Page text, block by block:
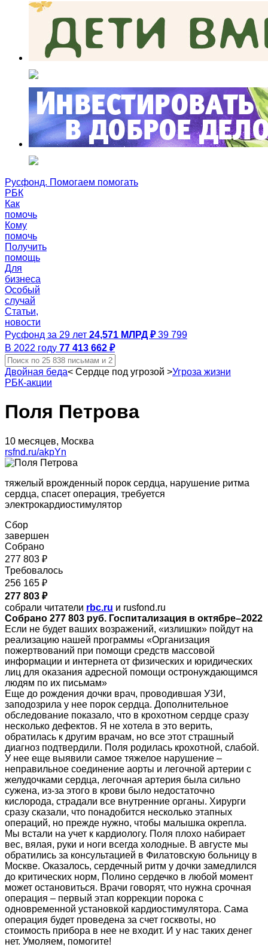
Русфонд. Помогаем помогать
РБК
Как
помочь
Кому
помочь
Получить
помощь
Для
бизнеса
Особый
случай
Статьи,
новости
Русфонд за 29 лет 24,571 МЛРД ₽ 39 799
В 2022 году 77 413 662 ₽
Двойная беда< Сердце под угрозой >Угроза жизни
РБК-акции
Поля Петрова
10 месяцев, Москва
rsfnd.ru/akpYn
тяжелый врожденный порок сердца, нарушение ритма
сердца, спасет операция, требуется
электрокардиостимулятор
Сбор
завершен
Собрано
277 803 ₽
Требовалось
256 165 ₽
277 803 ₽
собрали читатели rbc.ru и rusfond.ru
Собрано 277 803 руб. Госпитализация в октябре–2022
Если не будет ваших возражений, «излишки» пойдут на
реализацию нашей программы «Организация
пожертвований при помощи средств массовой
информации и интернета от физических и юридических
лиц для оказания адресной помощи остронуждающимся
людям по их письмам»
Еще до рождения дочки врач, проводившая УЗИ,
заподозрила у нее порок сердца. Дополнительное
обследование показало, что в крохотном сердце сразу
несколько дефектов. Я не хотела в это верить,
обратилась к другим врачам, но все этот страшный
диагноз подтвердили. Поля родилась крохотной, слабой.
У нее еще выявили самое тяжелое нарушение –
неправильное соединение аорты и легочной артерии с
желудочками сердца, легочная артерия была сильно
сужена, из-за этого в крови было недостаточно
кислорода, страдали все внутренние органы. Хирурги
сразу сказали, что понадобится несколько этапных
операций, но прежде нужно, чтобы малышка окрепла.
Мы встали на учет к кардиологу. Поля плохо набирает
вес, вялая, руки и ноги всегда холодные. В августе мы
обратились за консультацией в Филатовскую больницу в
Москве. Оказалось, сердечный ритм у дочки замедлился
до критических норм, Полино сердечко в любой момент
может остановиться. Врачи говорят, что нужна срочная
операция – первый этап коррекции порока с
одновременной установкой кардиостимулятора. Сама
операция будет проведена за счет госквоты, но
стоимость прибора в нее не входит. И у нас таких денег
нет. Умоляем, помогите!